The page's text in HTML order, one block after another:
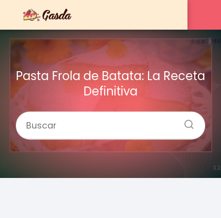
Pasta Frola de Batata: La Receta
Definitiva